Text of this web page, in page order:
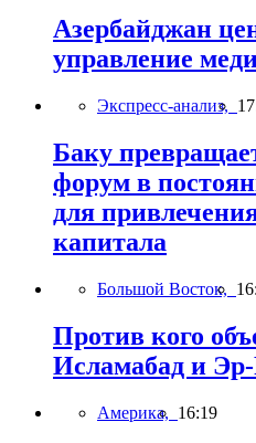
Азербайджан
управление
Экспресс-анализ,
Баку
форум в
для
капитала
Большой Восток,
Против кого
Исламабад и
Америка, 16:19